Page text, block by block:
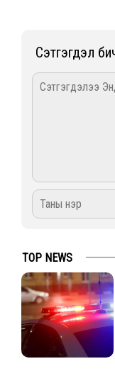
Сэтгэгдэл
TOP NEWS